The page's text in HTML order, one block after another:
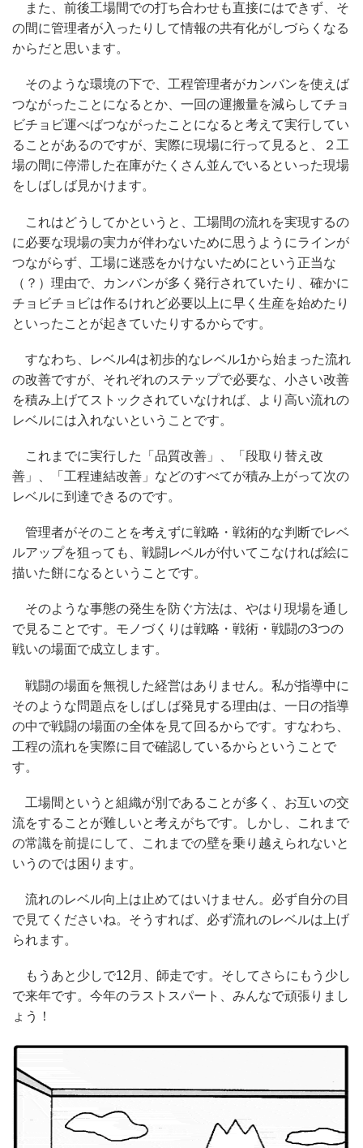
また、前後工場間での打ち合わせも直接にはできず、そ
の間に管理者が入ったりして情報の共有化がしづらくなる
からだと思います。
そのような環境の下で、工程管理者がカンバンを使えば
つながったことになるとか、一回の運搬量を減らしてチョ
ビチョビ運べばつながったことになると考えて実行してい
ることがあるのですが、実際に現場に行って見ると、２工
場の間に停滞した在庫がたくさん並んでいるといった現場
をしばしば見かけます。
これはどうしてかというと、工場間の流れを実現するの
に必要な現場の実力が伴わないために思うようにラインが
つながらず、工場に迷惑をかけないためにという正当な
（？）理由で、カンバンが多く発行されていたり、確かに
チョビチョビは作るけれど必要以上に早く生産を始めたり
といったことが起きていたりするからです。
すなわち、レベル4は初歩的なレベル1から始まった流れ
の改善ですが、それぞれのステップで必要な、小さい改善
を積み上げてストックされていなければ、より高い流れの
レベルには入れないということです。
これまでに実行した「品質改善」、「段取り替え改
善」、「工程連結改善」などのすべてが積み上がって次の
レベルに到達できるのです。
管理者がそのことを考えずに戦略・戦術的な判断でレベ
ルアップを狙っても、戦闘レベルが付いてこなければ絵に
描いた餅になるということです。
そのような事態の発生を防ぐ方法は、やはり現場を通し
で見ることです。モノづくりは戦略・戦術・戦闘の3つの
戦いの場面で成立します。
戦闘の場面を無視した経営はありません。私が指導中に
そのような問題点をしばしば発見する理由は、一日の指導
の中で戦闘の場面の全体を見て回るからです。すなわち、
工程の流れを実際に目で確認しているからということで
す。
工場間というと組織が別であることが多く、お互いの交
流をすることが難しいと考えがちです。しかし、これまで
の常識を前提にして、これまでの壁を乗り越えられないと
いうのでは困ります。
流れのレベル向上は止めてはいけません。必ず自分の目
で見てくださいね。そうすれば、必ず流れのレベルは上げ
られます。
もうあと少しで12月、師走です。そしてさらにもう少し
で来年です。今年のラストスパート、みんなで頑張りまし
ょう！